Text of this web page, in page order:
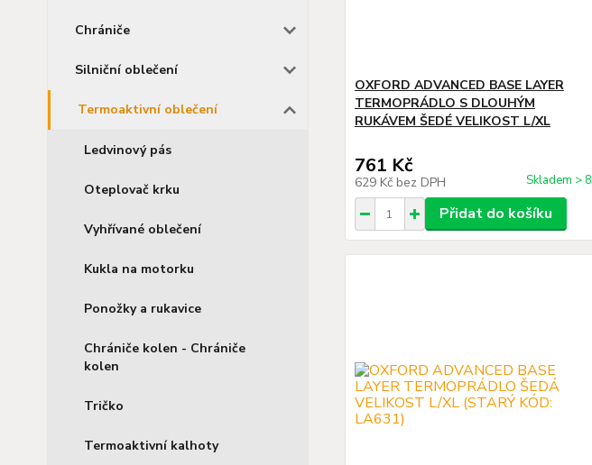
Chrániče
Silniční oblečení
Termoaktivní oblečení
Ledvinový pás
Oteplovač krku
Vyhřívané oblečení
Kukla na motorku
Ponožky a rukavice
Chrániče kolen - Chrániče
kolen
Tričko
Termoaktivní kalhoty
OXFORD ADVANCED BASE LAYER
TERMOPRÁDLO S DLOUHÝM
RUKÁVEM ŠEDÉ VELIKOST L/XL
761 Kč
629 Kč bez DPH Skladem > 8
Přidat do košíku